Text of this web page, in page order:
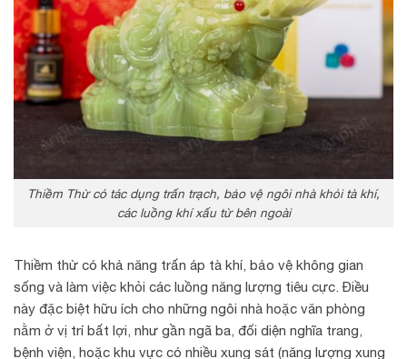
Thiềm Thừ có tác dụng trấn trạch, bảo vệ ngôi nhà khỏi tà khí,
các luồng khí xấu từ bên ngoài
Thiềm thừ có khả năng trấn áp tà khí, bảo vệ không gian
sống và làm việc khỏi các luồng năng lượng tiêu cực. Điều
này đặc biệt hữu ích cho những ngôi nhà hoặc văn phòng
nằm ở vị trí bất lợi, như gần ngã ba, đối diện nghĩa trang,
bệnh viện, hoặc khu vực có nhiều xung sát (năng lượng xung